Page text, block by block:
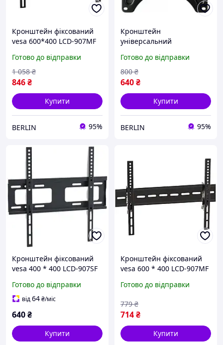
Кронштейн фіксований
vesa 600*400 LCD-907MF
Готово до відправки
846₴
1 058 ₴
Купити
BERLIN 95%
Кронштейн
універсальний
berlin
Готово до відправки
640₴
800 ₴
Купити
BERLIN 95%
Кронштейн фіксований
vesa 400 * 400 LCD-907SF
Готово до відправки
від64₴/міс
640₴
Купити
Кронштейн фіксований
vesa 600 * 400 LCD-907MF
Готово до відправки
714₴
779 ₴
Купити